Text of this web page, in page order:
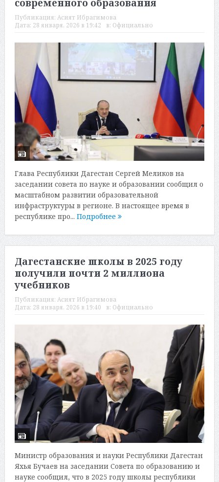
современного образования
Публикация: Асият Ибрагимова
Дата: 28 января, 2026 в 19:42 в: Официально
Глава Республики Дагестан Сергей Меликов на
заседании совета по науке и образовании сообщил о
масштабном развитии образовательной
инфраструктуры в регионе. В настоящее время в
республике про... Подробнее
Дагестанские школы в 2025 году
получили почти 2 миллиона
учебников
Публикация: Асият Ибрагимова
Дата: 28 января, 2026 в 19:40 в: Официально
Министр образования и науки Республики Дагестан
Яхья Бучаев на заседании Совета по образованию и
науке сообщил, что в 2025 году школы республики